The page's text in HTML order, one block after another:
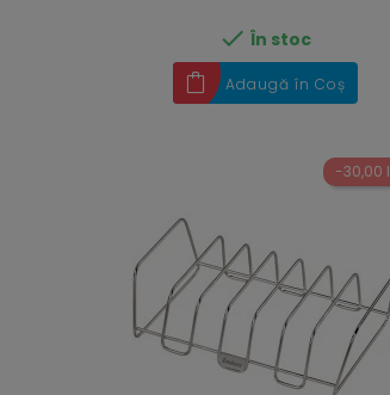
 În stoc
Adaugă în Coș
-30,00